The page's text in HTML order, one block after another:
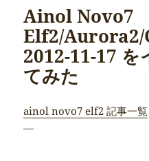
Ainol Novo7
Elf2/Aurora2/
2012-11-17 を
てみた
ainol novo7 elf2 記事一覧
—